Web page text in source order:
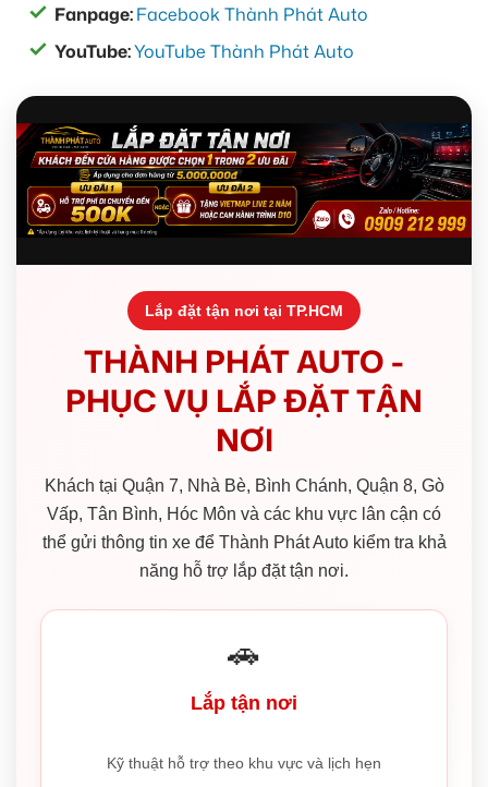
Fanpage:Facebook Thành Phát Auto
YouTube:YouTube Thành Phát Auto
Lắp đặt tận nơi tại TP.HCM
THÀNH PHÁT AUTO -
PHỤC VỤ LẮP ĐẶT TẬN
NƠI
Khách tại Quận 7, Nhà Bè, Bình Chánh, Quận 8, Gò
Vấp, Tân Bình, Hóc Môn và các khu vực lân cận có
thể gửi thông tin xe để Thành Phát Auto kiểm tra khả
năng hỗ trợ lắp đặt tận nơi.
🚗
Lắp tận nơi
Kỹ thuật hỗ trợ theo khu vực và lịch hẹn